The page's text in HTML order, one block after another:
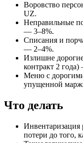
Воровство
UZ.
Неправильные
— 3–8%.
Списания и
— 2–4%.
Излишне
контракт 2
Меню с
упущенной
Что делать
потери до того,